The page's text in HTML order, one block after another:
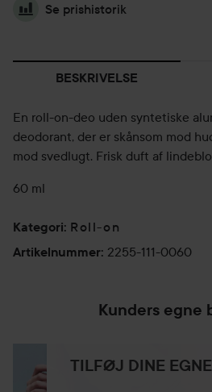
Se prishistorik
BESKRIVELSE
En roll-on-deo uden syntetiske
deodorant, der er skånsom mod
mod svedlugt. Frisk duft af
60 ml
Kategori: Roll-on
Artikelnummer: 2255-111-0060
Kunders egne
TILFØJ DINE